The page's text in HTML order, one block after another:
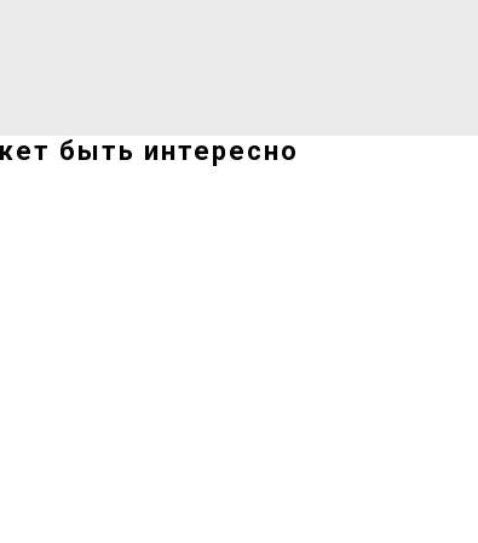
быть интересно